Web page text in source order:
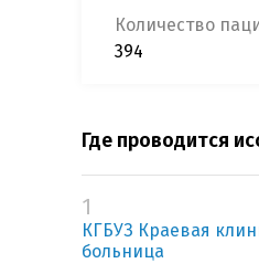
Количество
394
Где проводится
1
КГБУЗ Краевая
больница